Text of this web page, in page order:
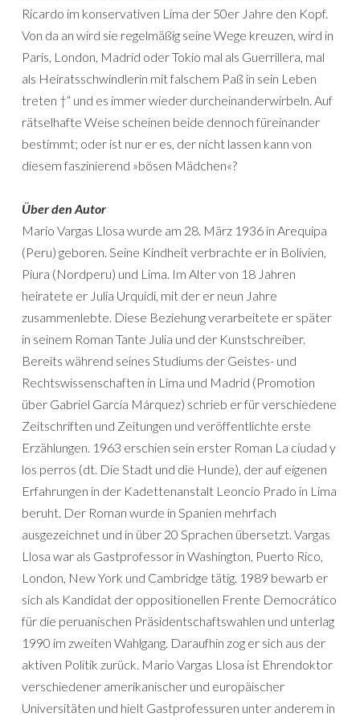
Ricardo im konservativen Lima der 50er Jahre den Kopf.
Von da an wird sie regelmäßig seine Wege kreuzen, wird in
Paris, London, Madrid oder Tokio mal als Guerrillera, mal
als Heiratsschwindlerin mit falschem Paß in sein Leben
treten †“ und es immer wieder durcheinanderwirbeln. Auf
rätselhafte Weise scheinen beide dennoch füreinander
bestimmt; oder ist nur er es, der nicht lassen kann von
diesem faszinierend »bösen Mädchen«?
Über den Autor
Mario Vargas Llosa wurde am 28. März 1936 in Arequipa
(Peru) geboren. Seine Kindheit verbrachte er in Bolivien,
Piura (Nordperu) und Lima. Im Alter von 18 Jahren
heiratete er Julia Urquidi, mit der er neun Jahre
zusammenlebte. Diese Beziehung verarbeitete er später
in seinem Roman Tante Julia und der Kunstschreiber.
Bereits während seines Studiums der Geistes- und
Rechtswissenschaften in Lima und Madrid (Promotion
über Gabriel García Márquez) schrieb er für verschiedene
Zeitschriften und Zeitungen und veröffentlichte erste
Erzählungen. 1963 erschien sein erster Roman La ciudad y
los perros (dt. Die Stadt und die Hunde), der auf eigenen
Erfahrungen in der Kadettenanstalt Leoncio Prado in Lima
beruht. Der Roman wurde in Spanien mehrfach
ausgezeichnet und in über 20 Sprachen übersetzt. Vargas
Llosa war als Gastprofessor in Washington, Puerto Rico,
London, New York und Cambridge tätig. 1989 bewarb er
sich als Kandidat der oppositionellen Frente Democrático
für die peruanischen Präsidentschaftswahlen und unterlag
1990 im zweiten Wahlgang. Daraufhin zog er sich aus der
aktiven Politik zurück. Mario Vargas Llosa ist Ehrendoktor
verschiedener amerikanischer und europäischer
Universitäten und hielt Gastprofessuren unter anderem in